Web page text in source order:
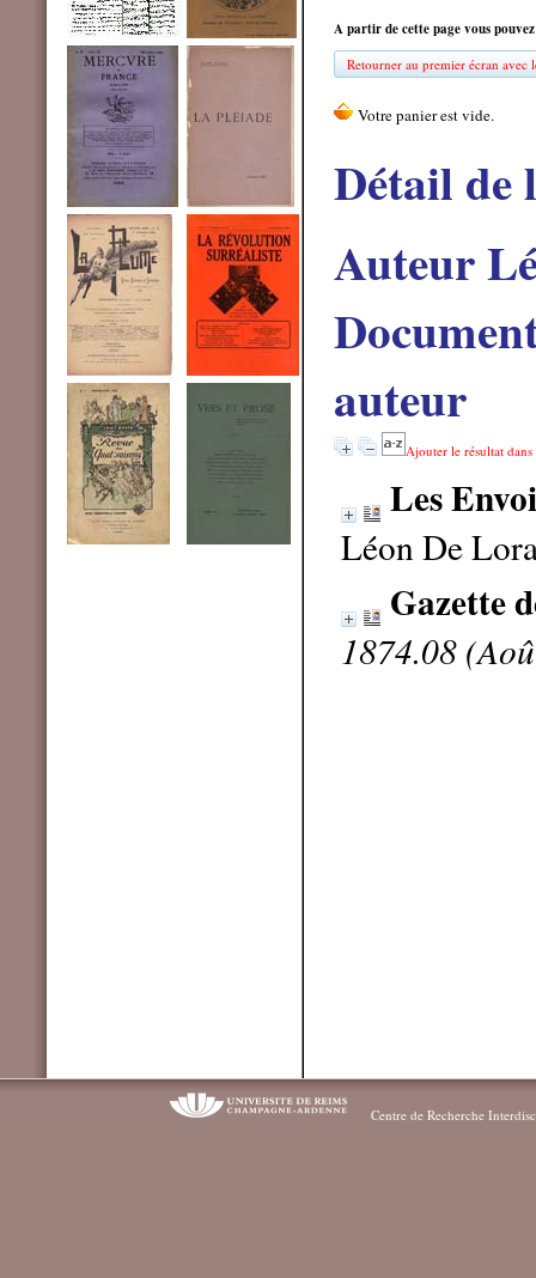
A partir de cette page vous
Retourner au premier écran avec
Détail de
Auteur
auteur
Ajouter le résultat
Les
Léon De
Gazette
1874.08
Centre de Recherche